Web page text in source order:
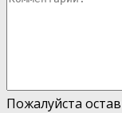
Пожалуйста